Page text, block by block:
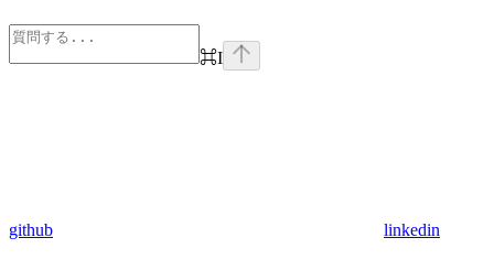
⌘I
github linkedin